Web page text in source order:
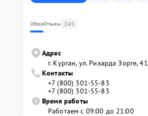
ОбзорОтзывы 245
Адрес
г. Курган, ул. Рихарда Зорге, 41
Контакты
+7 (800) 301-55-83
+7 (800) 301-55-83
Время работы
Работаем с 09:00 до 21:00